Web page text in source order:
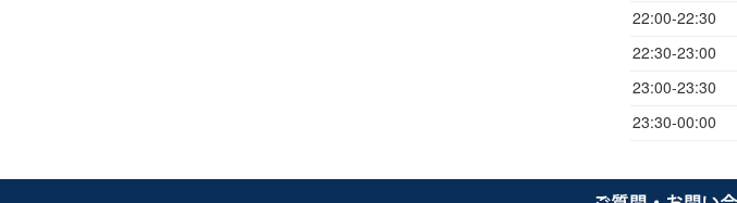
22:00-22:30
22:30-23:00
23:00-23:30
23:30-00:00